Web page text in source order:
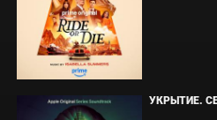
УКРЫТИЕ.